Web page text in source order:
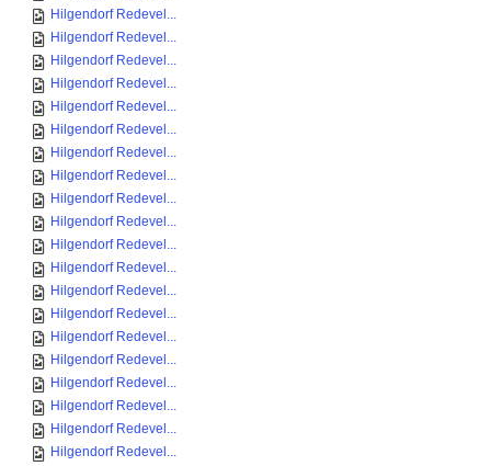
Hilgendorf Redevel...
Hilgendorf Redevel...
Hilgendorf Redevel...
Hilgendorf Redevel...
Hilgendorf Redevel...
Hilgendorf Redevel...
Hilgendorf Redevel...
Hilgendorf Redevel...
Hilgendorf Redevel...
Hilgendorf Redevel...
Hilgendorf Redevel...
Hilgendorf Redevel...
Hilgendorf Redevel...
Hilgendorf Redevel...
Hilgendorf Redevel...
Hilgendorf Redevel...
Hilgendorf Redevel...
Hilgendorf Redevel...
Hilgendorf Redevel...
Hilgendorf Redevel...